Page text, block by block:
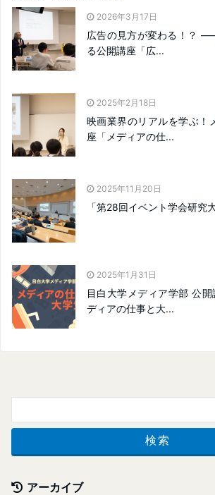
2026年3月17日
広告の見方が変わる！？
る公開講座「広...
2025年2月18日
映画業界のリアルを学ぶ！
座「メディアの仕...
2025年11月20日
「第28回イベント学会研究
2025年1月31日
目白大学メディア学部 公
ディアの仕事と大...
アーカイブ